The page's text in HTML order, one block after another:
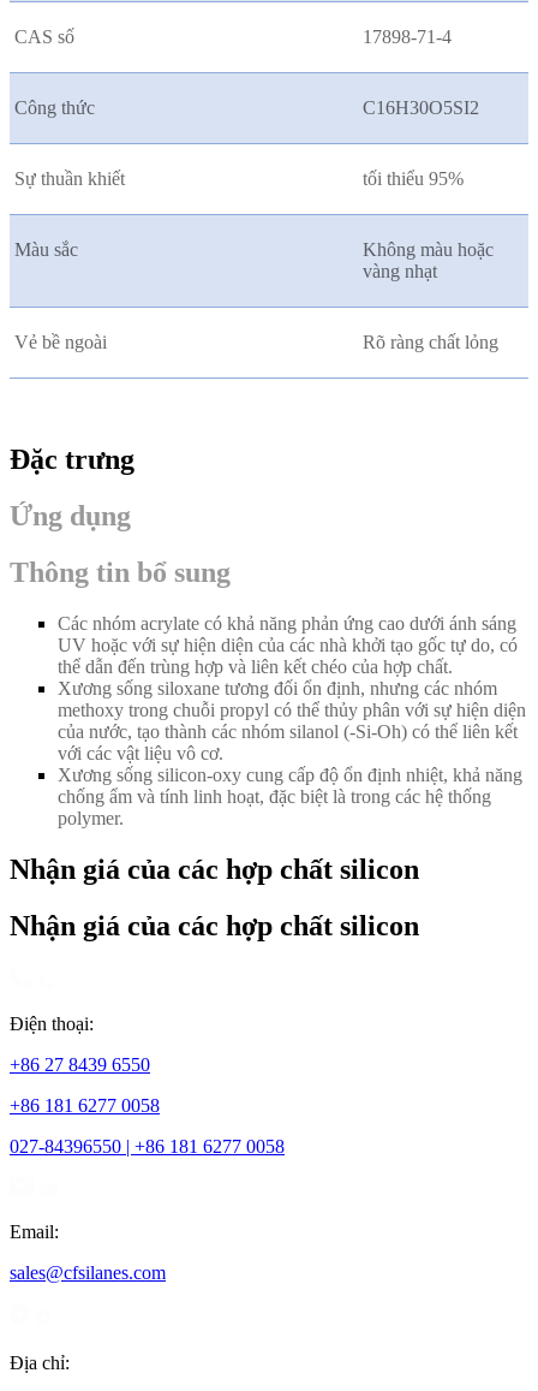
CAS số 17898-71-4
Công thức C16H30O5SI2
Sự thuần khiết tối thiểu 95%
Màu sắc
Không màu hoặc
vàng nhạt
Vẻ bề ngoài Rõ ràng chất lỏng
Đặc trưng
Ứng dụng
Thông tin bổ sung
Các nhóm acrylate có khả năng phản ứng cao dưới ánh sáng
UV hoặc với sự hiện diện của các nhà khởi tạo gốc tự do, có
thể dẫn đến trùng hợp và liên kết chéo của hợp chất.
Xương sống siloxane tương đối ổn định, nhưng các nhóm
methoxy trong chuỗi propyl có thể thủy phân với sự hiện diện
của nước, tạo thành các nhóm silanol (-Si-Oh) có thể liên kết
với các vật liệu vô cơ.
Xương sống silicon-oxy cung cấp độ ổn định nhiệt, khả năng
chống ẩm và tính linh hoạt, đặc biệt là trong các hệ thống
polymer.
Nhận giá của các hợp chất silicon
Nhận giá của các hợp chất silicon
Điện thoại:
+86 27 8439 6550
+86 181 6277 0058
027-84396550 | +86 181 6277 0058
Email:
sales@cfsilanes.com
Địa chỉ: